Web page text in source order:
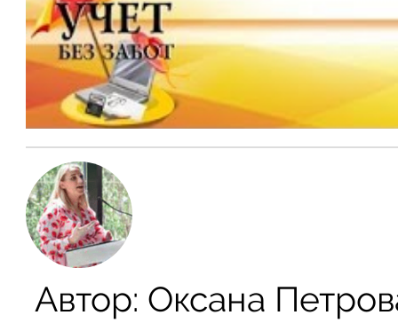
Автор: Оксана